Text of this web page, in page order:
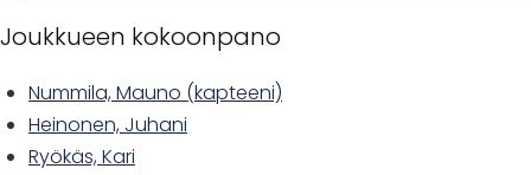
välilehdet
Joukkueen kokoonpano
Nummila, Mauno (kapteeni)
Heinonen, Juhani
Ryökäs, Kari